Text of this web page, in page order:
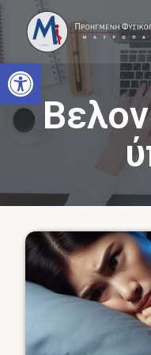
Open toolbar
Skip
to
content